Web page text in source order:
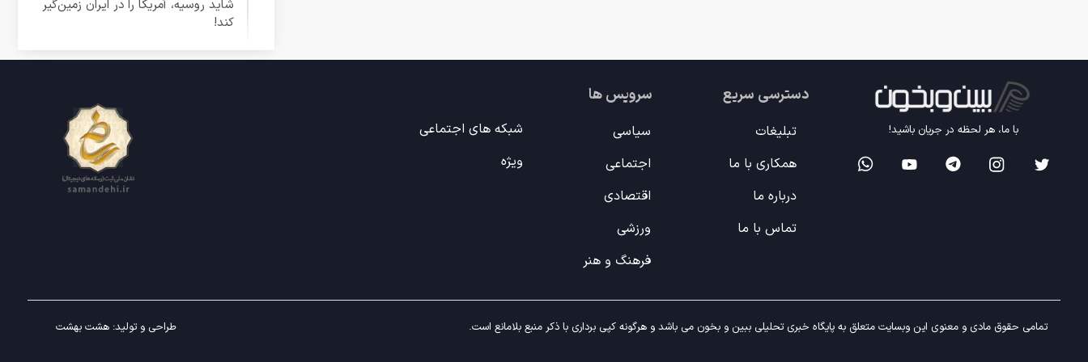
شاید روسیه، آمریکا را در ایران زمین‌گیر
کند!
با ما، هر لحظه در جریان باشید!
دسترسی سریع
تبلیغات
همکاری با ما
درباره ما
تماس با ما
سرویس ها
سیاسی
اجتماعی
اقتصادی
ورزشی
فرهنگ و هنر
شبکه های اجتماعی
ویژه
تمامی حقوق مادی و معنوی این وبسایت متعلق به پایگاه خبری تحلیلی ببین و بخون می باشد و هرگونه کپی برداری با ذکر منبع بلامانع است. طراحی و تولید: هشت بهشت